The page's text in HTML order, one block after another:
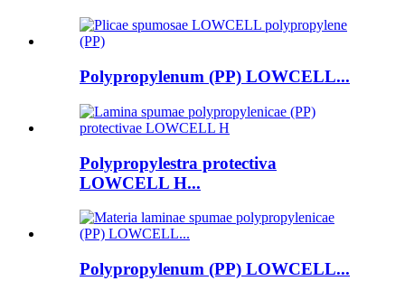
Polypropylenum (PP) LOWCELL...
Polypropylestra protectiva
LOWCELL H...
Polypropylenum (PP) LOWCELL...